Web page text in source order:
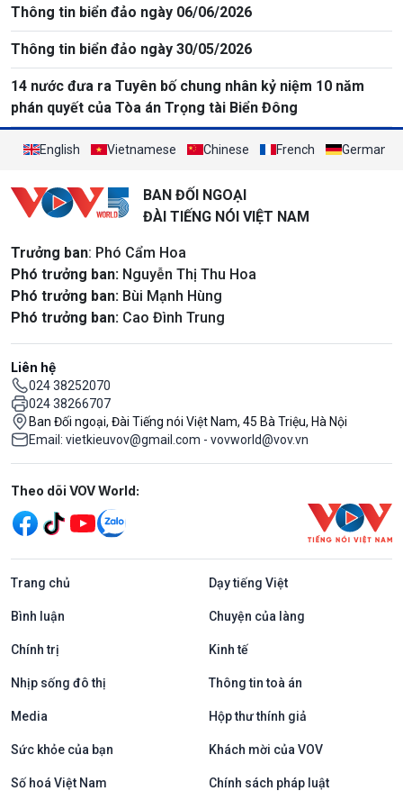
Thông tin biển đảo ngày 06/06/2026
Thông tin biển đảo ngày 30/05/2026
14 nước đưa ra Tuyên bố chung nhân kỷ niệm 10 năm
phán quyết của Tòa án Trọng tài Biển Đông
English Vietnamese Chinese French German
BAN ĐỐI NGOẠI
ĐÀI TIẾNG NÓI VIỆT NAM
Trưởng ban: Phó Cẩm Hoa
Phó trưởng ban: Nguyễn Thị Thu Hoa
Phó trưởng ban: Bùi Mạnh Hùng
Phó trưởng ban: Cao Đình Trung
Liên hệ
024 38252070
024 38266707
Ban Đối ngoại, Đài Tiếng nói Việt Nam, 45 Bà Triệu, Hà Nội
Email: vietkieuvov@gmail.com - vovworld@vov.vn
Mạng xã hội
Theo dõi VOV World:
Trang chủ Dạy tiếng Việt
Bình luận Chuyện của làng
Chính trị Kinh tế
Nhịp sống đô thị Thông tin toà án
Media Hộp thư thính giả
Sức khỏe của bạn Khách mời của VOV
Số hoá Việt Nam Chính sách pháp luật